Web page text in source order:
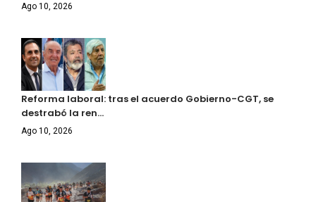
Ago 10, 2026
Reforma laboral: tras el acuerdo Gobierno-CGT, se
destrabó la ren…
Ago 10, 2026